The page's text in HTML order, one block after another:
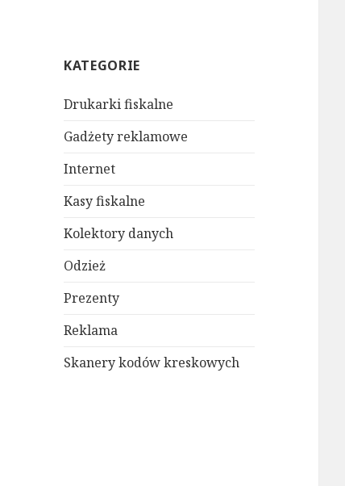
KATEGORIE
Drukarki fiskalne
Gadżety reklamowe
Internet
Kasy fiskalne
Kolektory danych
Odzież
Prezenty
Reklama
Skanery kodów kreskowych